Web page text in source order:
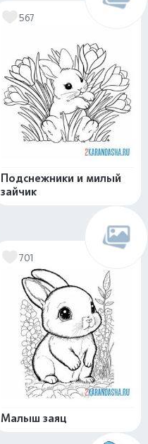
567
Подснежники и милый
зайчик
701
Малыш заяц